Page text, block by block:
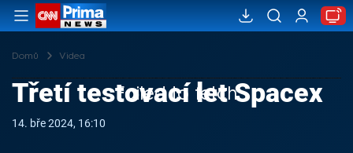
Domů Videa
Failed to fetch
Třetí testovací let Spacex
14. bře 2024, 16:10